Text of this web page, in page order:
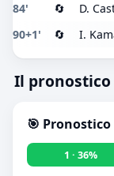
84' 🔄 D.
90+1' 🔄 I.
Il pronostico
🎯
1 · 36%